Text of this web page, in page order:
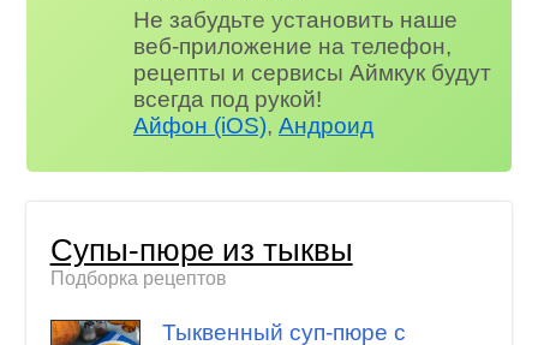
Не забудьте установить наше
веб-приложение на телефон,
рецепты и сервисы Аймкук будут
всегда под рукой!
Айфон (iOS),Андроид
Супы-пюре из тыквы
Подборка рецептов
Тыквенный суп-пюре с